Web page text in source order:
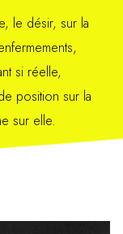
le désir, sur la
si réelle,
position sur la
sur elle.